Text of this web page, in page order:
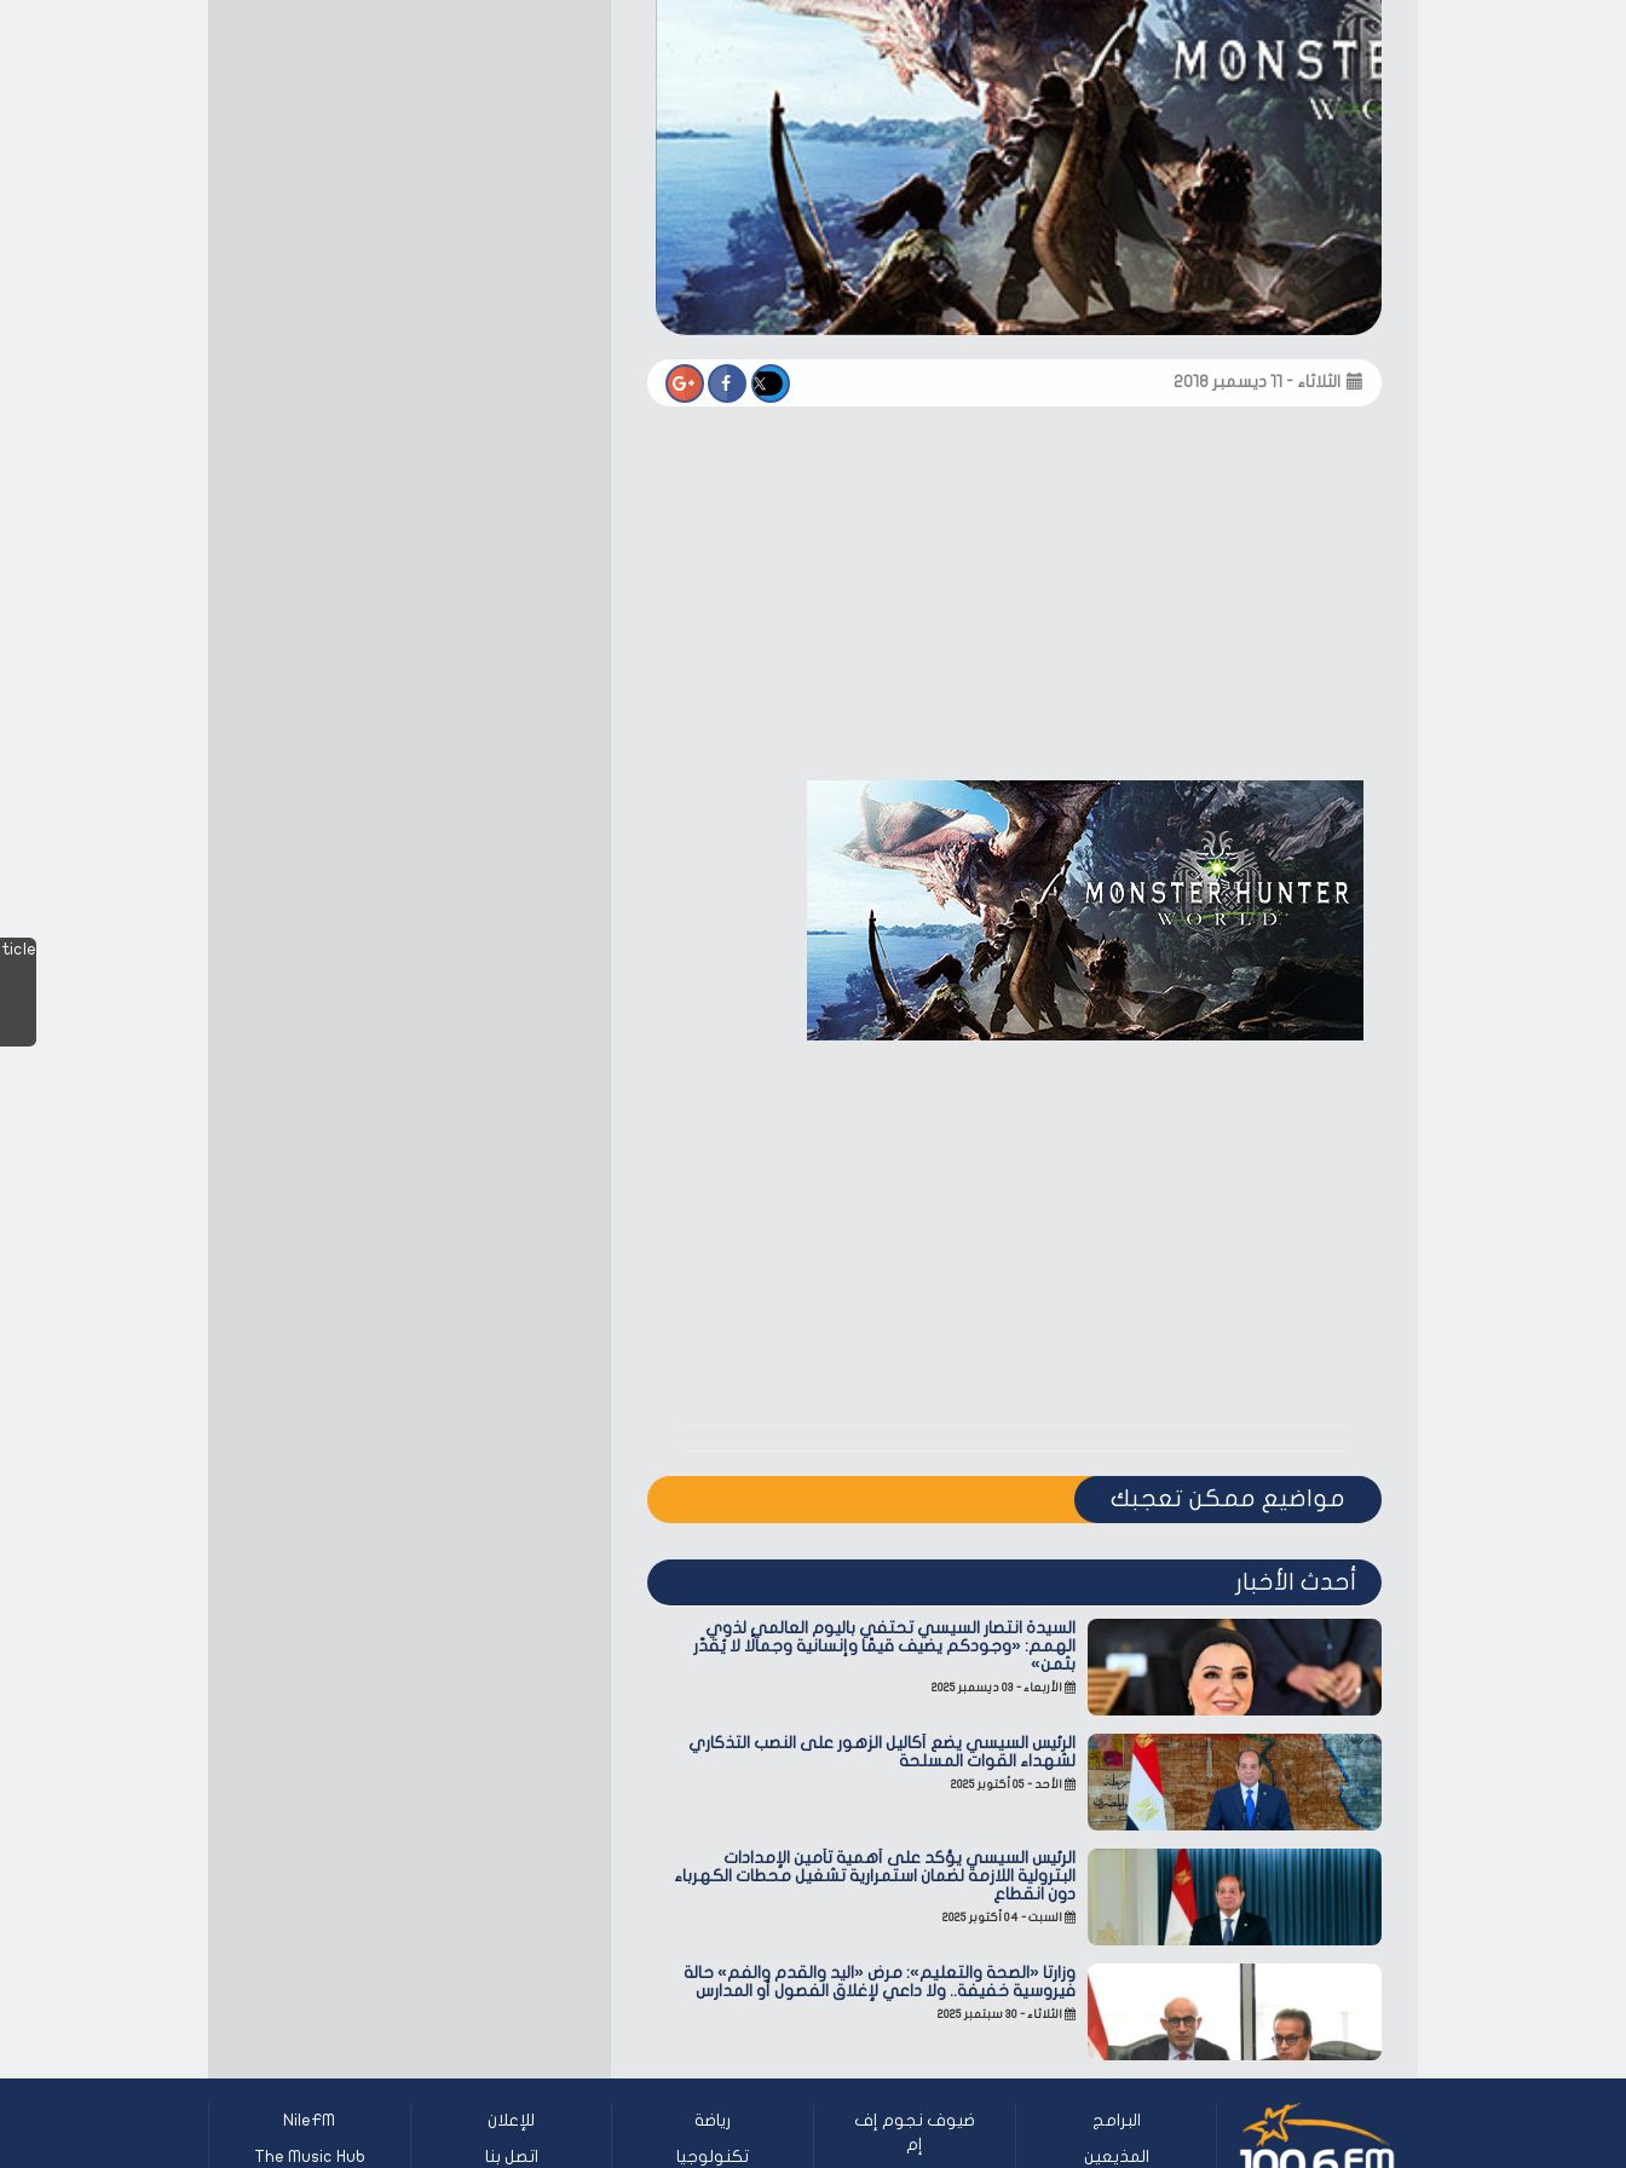
الثلاثاء - ١١ ديسمبر ٢٠١٨
مواضيع ممكن تعجبك
أحدث الأخبار
السيدة انتصار السيسي تحتفي باليوم العالمي لذوي
الهمم: «وجودكم يضيف قيمًا وإنسانية وجمالًا لا يُقدّر
بثمن»
الأربعاء - ٠٣ ديسمبر ٢٠٢٥
الرئيس السيسي يضع أكاليل الزهور على النصب التذكاري
لشهداء القوات المسلحة
الأحد - ٠٥ أكتوبر ٢٠٢٥
الرئيس السيسي يؤكد على أهمية تأمين الإمدادات
البترولية اللازمة لضمان استمرارية تشغيل محطات الكهرباء
دون انقطاع
السبت - ٠٤ أكتوبر ٢٠٢٥
وزارتا «الصحة والتعليم»: مرض «اليد والقدم والفم» حالة
فيروسية خفيفة.. ولا داعي لإغلاق الفصول أو المدارس
الثلاثاء - ٣٠ سبتمبر ٢٠٢٥
البرامج
المذيعين
ضيوف نجوم إف
إم
رياضة
تكنولوجيا
للإعلان
اتصل بنا
NileFM
The Music Hub